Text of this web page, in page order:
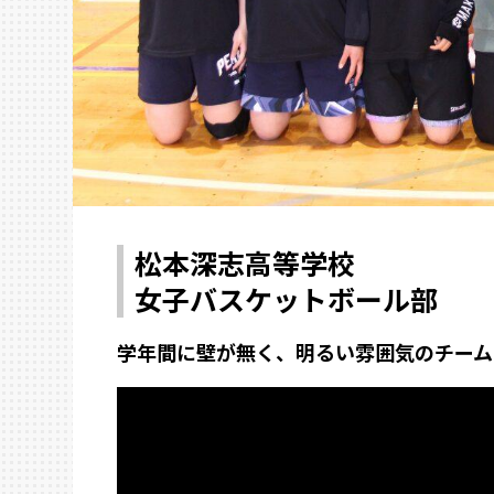
松本深志高等学校
女子バスケットボール部
学年間に壁が無く、明るい雰囲気のチー